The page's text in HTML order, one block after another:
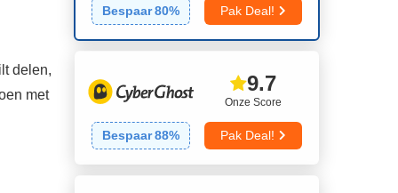
delen,
met
Bespaar80% Pak Deal!
Onze Score
9.7
Bespaar88% Pak Deal!